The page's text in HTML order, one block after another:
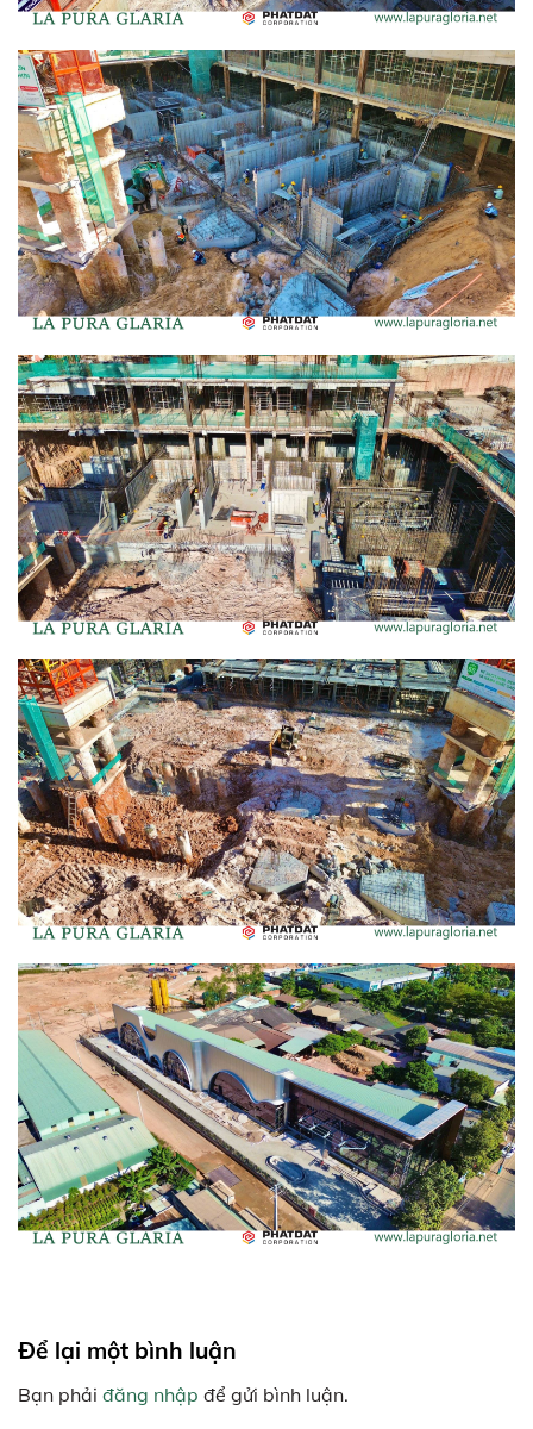
Để lại một bình luận
Bạn phải đăng nhập để gửi bình luận.